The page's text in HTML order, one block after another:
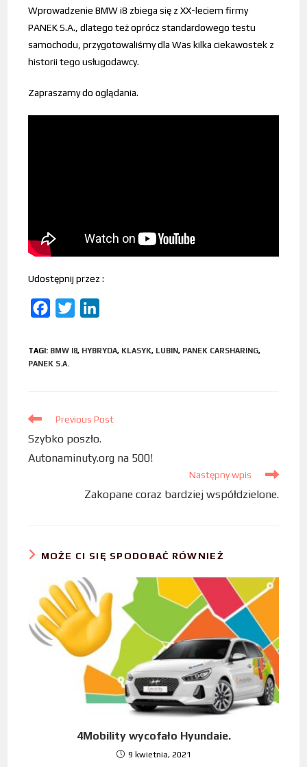
Wprowadzenie BMW i8 zbiega się z XX-leciem firmy
PANEK S.A., dlatego też oprócz standardowego testu
samochodu, przygotowaliśmy dla Was kilka ciekawostek z
historii tego usługodawcy.
Zapraszamy do oglądania.
Udostępnij przez :
c
e
o
k
i
r
n
I
n
TAGI: BMW I8, HYBRYDA, KLASYK, LUBIN, PANEK CARSHARING,
PANEK S.A.
Previous Post
Szybko poszło.
Autonaminuty.org na 500!
Następny wpis
Zakopane coraz bardziej współdzielone.
MOŻE CI SIĘ SPODOBAĆ RÓWNIEŻ
4Mobility wycofało Hyundaie.
9 kwietnia, 2021